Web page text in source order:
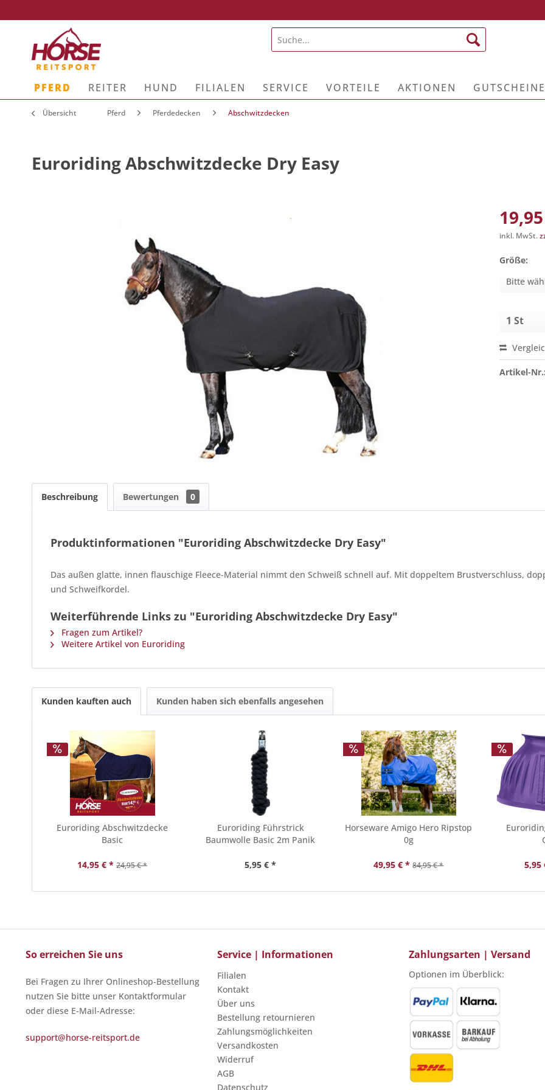
PFERD REITER HUND FILIALEN SERVICE VORTEILE AKTIONEN GUTSCHEINE
Übersicht Pferd Pferdedecken Abschwitzdecken
Euroriding Abschwitzdecke Dry Easy
inkl. MwSt.
Größe:
Artikel-Nr.:
Beschreibung Bewertungen 0
Produktinformationen "Euroriding Abschwitzdecke Dry Easy"
Das außen glatte, innen flauschige Fleece-Material nimmt den Schweiß schnell auf. Mit doppeltem Brustverschluss,
und Schweifkordel.
Weiterführende Links zu "Euroriding Abschwitzdecke Dry Easy"
Fragen zum Artikel?
Weitere Artikel von Euroriding
Kunden kauften auch Kunden haben sich ebenfalls angesehen
Euroriding Abschwitzdecke
Basic
14,95 € * 24,95 € *
Euroriding Führstrick
Baumwolle Basic 2m Panik
5,95 € *
Horseware Amigo Hero Ripstop
0g
49,95 € * 84,95 € * 5,95
So erreichen Sie uns
Bei Fragen zu Ihrer Onlineshop-Bestellung
nutzen Sie bitte unser Kontaktformular
oder diese E-Mail-Adresse:
support@horse-reitsport.de
Service | Informationen
Filialen
Kontakt
Über uns
Bestellung retournieren
Zahlungsmöglichkeiten
Versandkosten
Widerruf
AGB
Datenschutz
Zahlungsarten | Versand
Optionen im Überblick: